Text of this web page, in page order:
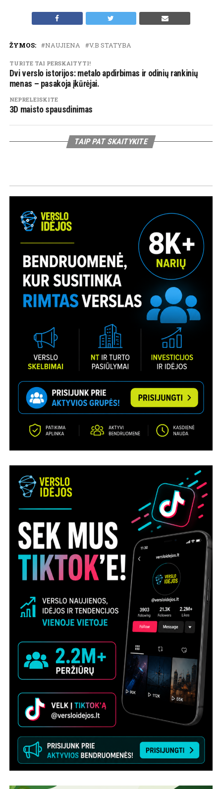
ŽYMOS: NAUJIENA V.B STATYBA
TURITE TAI PERSKAITYTI!
Dvi verslo istorijos: metalo apdirbimas ir odinių rankinių
menas – pasakoja įkūrėjai.
NEPRELEISKITE
3D maisto spausdinimas
TAIP PAT SKAITYKITE